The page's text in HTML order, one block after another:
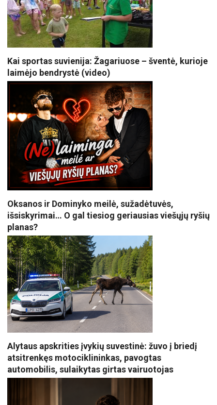
Kai sportas suvienija: Žagariuose – šventė, kurioje
laimėjo bendrystė (video)
Oksanos ir Dominyko meilė, sužadėtuvės,
išsiskyrimai… O gal tiesiog geriausias viešųjų ryšių
planas?
Alytaus apskrities įvykių suvestinė: žuvo į briedį
atsitrenkęs motociklininkas, pavogtas
automobilis, sulaikytas girtas vairuotojas